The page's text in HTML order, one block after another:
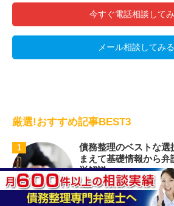
今すぐ電話相談して
メール相談してみる
厳選!おすすめ記事BEST3
1
債務整理のベストな選
まえて基礎情報から
挙解説
もし多額の借金を抱えて
借金を返せなくなったと